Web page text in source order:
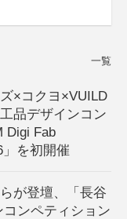
一覧
×コクヨ×VUILD
品デザインコン
Digi Fab
」を初開催
が登壇、「長谷
ンペティション